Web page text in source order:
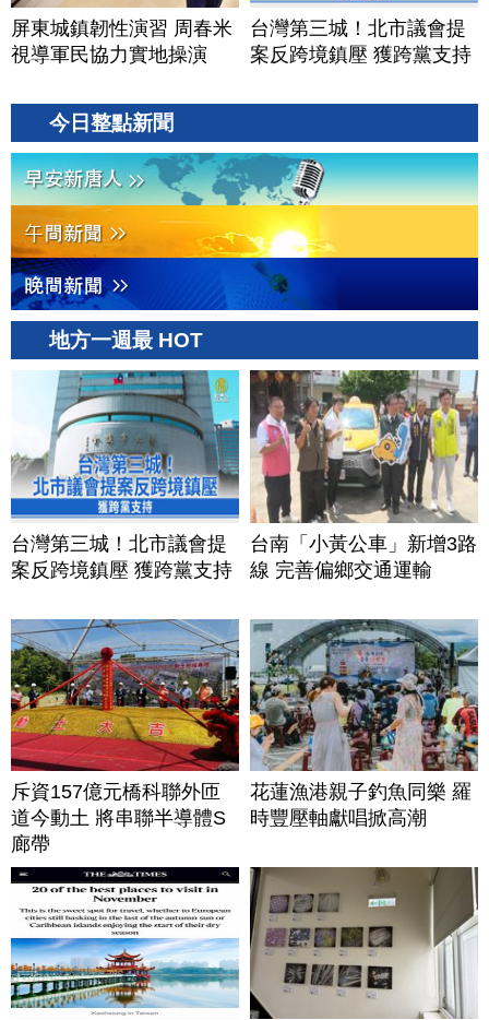
屏東城鎮韌性演習 周春米
視導軍民協力實地操演
台灣第三城！北市議會提
案反跨境鎮壓 獲跨黨支持
今日整點新聞
地方一週最 HOT
台灣第三城！北市議會提
案反跨境鎮壓 獲跨黨支持
台南「小黃公車」新增3路
線 完善偏鄉交通運輸
斥資157億元橋科聯外匝
道今動土 將串聯半導體S
廊帶
花蓮漁港親子釣魚同樂 羅
時豐壓軸獻唱掀高潮